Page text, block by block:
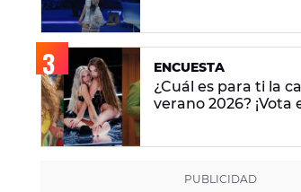
ENCUESTA
¿Cuál es para ti la
verano 2026? ¡Vota